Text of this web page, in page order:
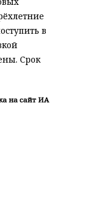
в
Срок
на сайт ИА